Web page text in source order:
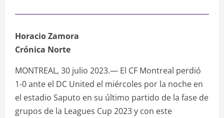
Horacio Zamora
Crónica Norte
MONTREAL, 30 julio 2023.— El CF Montreal perdió
1-0 ante el DC United el miércoles por la noche en
el estadio Saputo en su último partido de la fase de
grupos de la Leagues Cup 2023 y con este